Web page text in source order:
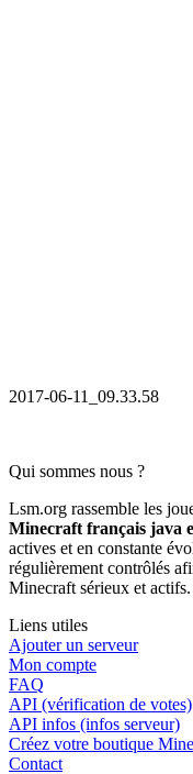
2017-06-11_09.33.58
Qui sommes nous ?
Lsm.org rassemble les
Minecraft français java
actives et en constante
régulièrement contrôlés
Minecraft sérieux et actifs.
Liens utiles
Ajouter un serveur
Mon compte
FAQ
API (vérification de votes)
API infos (infos serveur)
Créez votre boutique
Contact